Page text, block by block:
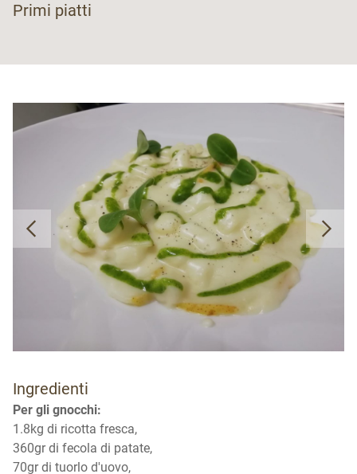
Primi piatti
Ingredienti
Per gli gnocchi:
1.8kg di ricotta fresca,
360gr di fecola di patate,
70gr di tuorlo d'uovo,